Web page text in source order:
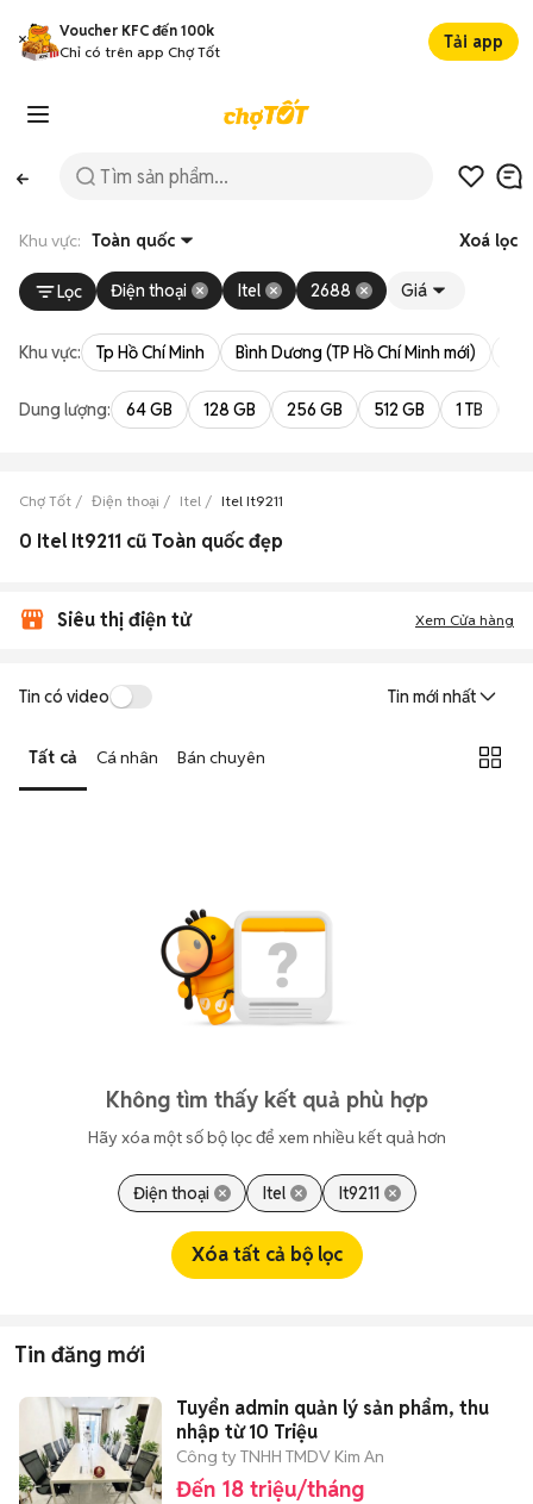
Voucher KFC đến 100k
Chỉ có trên app Chợ Tốt
Tải app
Khu vực: Toàn quốc Xoá lọc
Lọc Điện thoại Itel 2688 Giá
Khu vực: Tp Hồ Chí Minh Bình Dương (TP Hồ Chí Minh mới)
Dung lượng: 64 GB 128 GB 256 GB 512 GB 1 TB
Chợ Tốt Điện thoại Itel Itel It9211
0 Itel It9211 cũ Toàn quốc đẹp
Siêu thị điện tử Xem Cửa hàng
Tin có video Tin mới nhất
Tất cả Cá nhân Bán chuyên
Không tìm thấy kết quả phù hợp
Hãy xóa một số bộ lọc để xem nhiều kết quả hơn
Điện thoại Itel It9211
Xóa tất cả bộ lọc
Tin đăng mới
Tuyển admin quản lý sản phẩm, thu
nhập từ 10 Triệu
Công ty TNHH TMDV Kim An
Đến 18 triệu/tháng